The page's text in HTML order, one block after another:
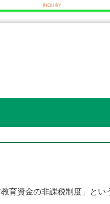
育資金の非課税制度」とい